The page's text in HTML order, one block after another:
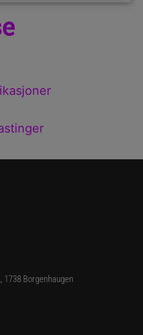
1738 Borgenhaugen